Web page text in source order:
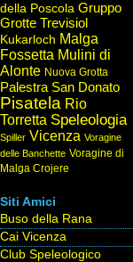
della Poscola Gruppo
Grotte Trevisiol
Kukarloch Malga
Fossetta Mulini di
Alonte Nuova Grotta
Palestra San Donato
Pisatela Rio
Torretta Speleologia
Spiller Vicenza Voragine
delle Banchette Voragine di
Malga Crojere
Siti Amici
Buso della Rana
Cai Vicenza
Club Speleologico